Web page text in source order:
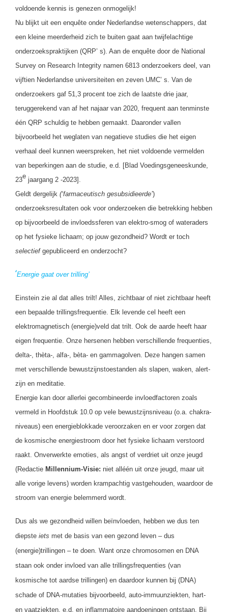
voldoende kennis is genezen onmogelijk!
Nu blijkt uit een enquête onder Nederlandse wetenschappers, dat
een kleine meerderheid zich te buiten gaat aan twijfelachtige
onderzoekspraktijken (QRP’ s). Aan de enquête door de National
Survey on Research Integrity namen 6813 onderzoekers deel, van
vijftien Nederlandse universiteiten en zeven UMC’ s. Van de
onderzoekers gaf 51,3 procent toe zich de laatste drie jaar,
teruggerekend van af het najaar van 2020, frequent aan tenminste
één QRP schuldig te hebben gemaakt. Daaronder vallen
bijvoorbeeld het weglaten van negatieve studies die het eigen
verhaal deel kunnen weerspreken, het niet voldoende vermelden
van beperkingen aan de studie, e.d. [Blad Voedingsgeneeskunde,
23e jaargang 2 -2023].
Geldt dergelijk (‘farmaceutisch gesubsidieerde’)
onderzoeksresultaten ook voor onderzoeken die betrekking hebben
op bijvoorbeeld de invloedssferen van elektro-smog of wateraders
op het fysieke lichaam; op jouw gezondheid? Wordt er toch
selectiefgepubliceerd en onderzocht?
‘Energie gaat over trilling’
Einstein zie al dat alles trilt! Alles, zichtbaar of niet zichtbaar heeft
een bepaalde trillingsfrequentie. Elk levende cel heeft een
elektromagnetisch (energie)veld dat trilt. Ook de aarde heeft haar
eigen frequentie. Onze hersenen hebben verschillende frequenties,
delta-, thèta-, alfa-, bèta- en gammagolven. Deze hangen samen
met verschillende bewustzijnstoestanden als slapen, waken, alert-
zijn en meditatie.
Energie kan door allerlei gecombineerde invloedfactoren zoals
vermeld in Hoofdstuk 10.0 op vele bewustzijnsniveau (o.a. chakra-
niveaus) een energieblokkade veroorzaken en er voor zorgen dat
de kosmische energiestroom door het fysieke lichaam verstoord
raakt. Onverwerkte emoties, als angst of verdriet uit onze jeugd
(Redactie Millennium-Visie: niet alléén uit onze jeugd, maar uit
alle vorige levens) worden krampachtig vastgehouden, waardoor de
stroom van energie belemmerd wordt.
Dus als we gezondheid willen beïnvloeden, hebben we dus ten
diepste iets met de basis van een gezond leven – dus
(energie)trillingen – te doen. Want onze chromosomen en DNA
staan ook onder invloed van alle trillingsfrequenties (van
kosmische tot aardse trillingen) en daardoor kunnen bij (DNA)
schade of DNA-mutaties bijvoorbeeld, auto-immuunziekten, hart-
en vaatziekten, e.d. en inflammatoire aandoeningen ontstaan. Bij